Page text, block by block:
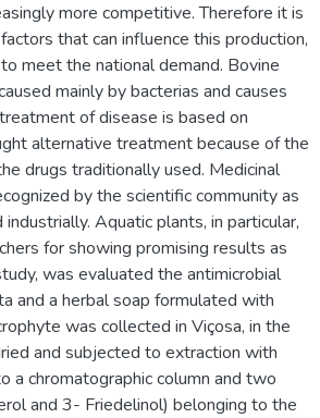
more competitive. Therefore it is
that can influence this production,
meet the national demand. Bovine
mainly by bacterias and causes
of disease is based on
alternative treatment because of the
drugs traditionally used. Medicinal
by the scientific community as
Aquatic plants, in particular,
for showing promising results as
was evaluated the antimicrobial
and a herbal soap formulated with
was collected in Viçosa, in the
and subjected to extraction with
a chromatographic column and two
and 3- Friedelinol) belonging to the